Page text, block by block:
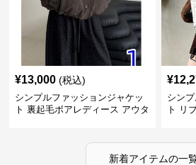
¥13,000 (税込)
シンプルファッションジャケッ
ト 裏起毛ボアレディース アウタ
¥
シン
ト リ
新着アイテムの一